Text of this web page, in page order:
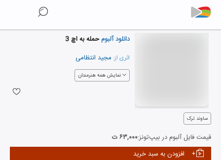
دانلود آلبومحمله به اچ 3
اثری از: مجید انتظامی
نمایش همه هنرمندان
ساوند ترک
قیمت فایل آلبوم در بیپ‌تونز:۶۳,۰۰۰ ت
افزودن به سبد خرید